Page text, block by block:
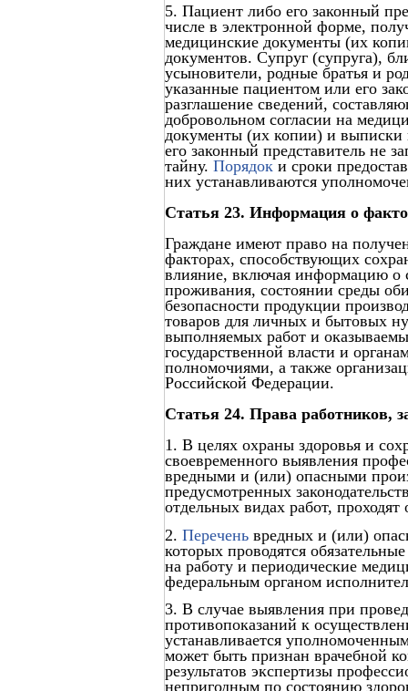
5. Пациент либо его законный
числе в электронной форме,
медицинские документы (их
документов. Супруг (супруга),
усыновители, родные братья и
указанные пациентом или его
разглашение сведений,
добровольном согласии на
документы (их копии) и выписки
его законный представитель не
тайну. Порядоки сроки
них устанавливаются
Статья 23. Информация о
Граждане имеют право на
факторах, способствующих
влияние, включая информацию о
проживания, состоянии среды
безопасности продукции
товаров для личных и бытовых
выполняемых работ и
государственной власти и
полномочиями, а также
Российской Федерации.
Статья 24. Права работников,
1. В целях охраны здоровья и
своевременного выявления
вредными и (или) опасными
предусмотренных
отдельных видах работ, проходят
2. Перечень вредных и (или)
которых проводятся
на работу и периодические
федеральным органом
3. В случае выявления при
противопоказаний к
устанавливается
может быть признан врачебной
результатов экспертизы
непригодным по состоянию